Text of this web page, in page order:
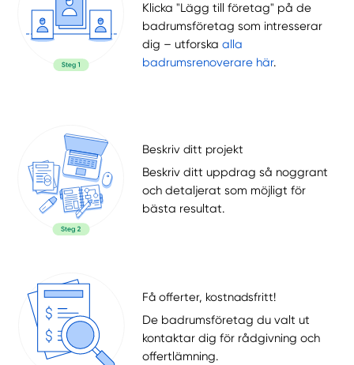
Klicka "Lägg till företag" på de
badrumsföretag som intresserar
dig – utforskaalla
badrumsrenoverare här.
Beskriv ditt projekt
Beskriv ditt uppdrag så noggrant
och detaljerat som möjligt för
bästa resultat.
Få offerter, kostnadsfritt!
De badrumsföretag du valt ut
kontaktar dig för rådgivning och
offertlämning.